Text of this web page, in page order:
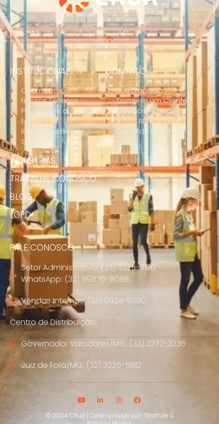
Voltar ao Topo
INSTITUCIONAL
Quem somos
Nossos Serviços
Programas de
Excelência
Responsabilidade
Social
INDUSTRIAS
TRABALHE CONOSCO
BLOG
LGPD
CONTATO
Sou Empresa
Torne-se um Cliente
Ouvidoria Chuá
Áreas Atendidas
Canal de Denúncia
FALE CONOSCO
Setor Administrativo: (33) 3225-3126
WhatsApp: (33) 99876-8088
Vendas Internas: (33) 9924-9380
Centro de Distribuição:
Governador Valadares/MG: (33) 3272-3236
Juiz de Fora/MG: (32) 3225-5812
© 2024 Chuá | Desenvolvido por: StartSite &